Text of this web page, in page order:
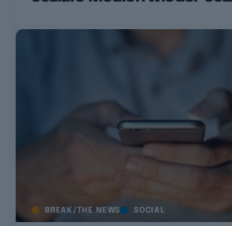
BREAK/THE NEWS SOCIAL